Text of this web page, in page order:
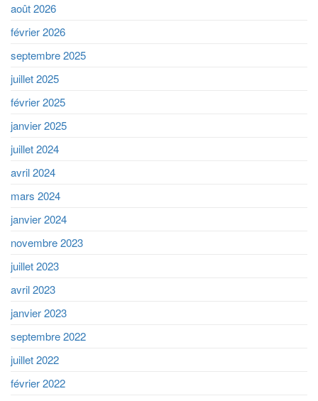
août 2026
février 2026
septembre 2025
juillet 2025
février 2025
janvier 2025
juillet 2024
avril 2024
mars 2024
janvier 2024
novembre 2023
juillet 2023
avril 2023
janvier 2023
septembre 2022
juillet 2022
février 2022